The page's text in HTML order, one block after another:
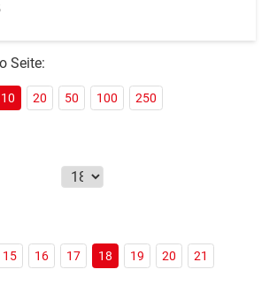
Seite:
10 20 50 100 250
15 16 17 18 19 20 21